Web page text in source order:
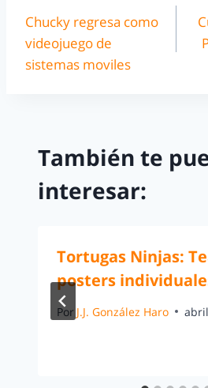
Chucky regresa como
videojuego de
sistemas moviles
También te
interesar:
Tortugas Ninjas:
posters
Por J.J. González Haro